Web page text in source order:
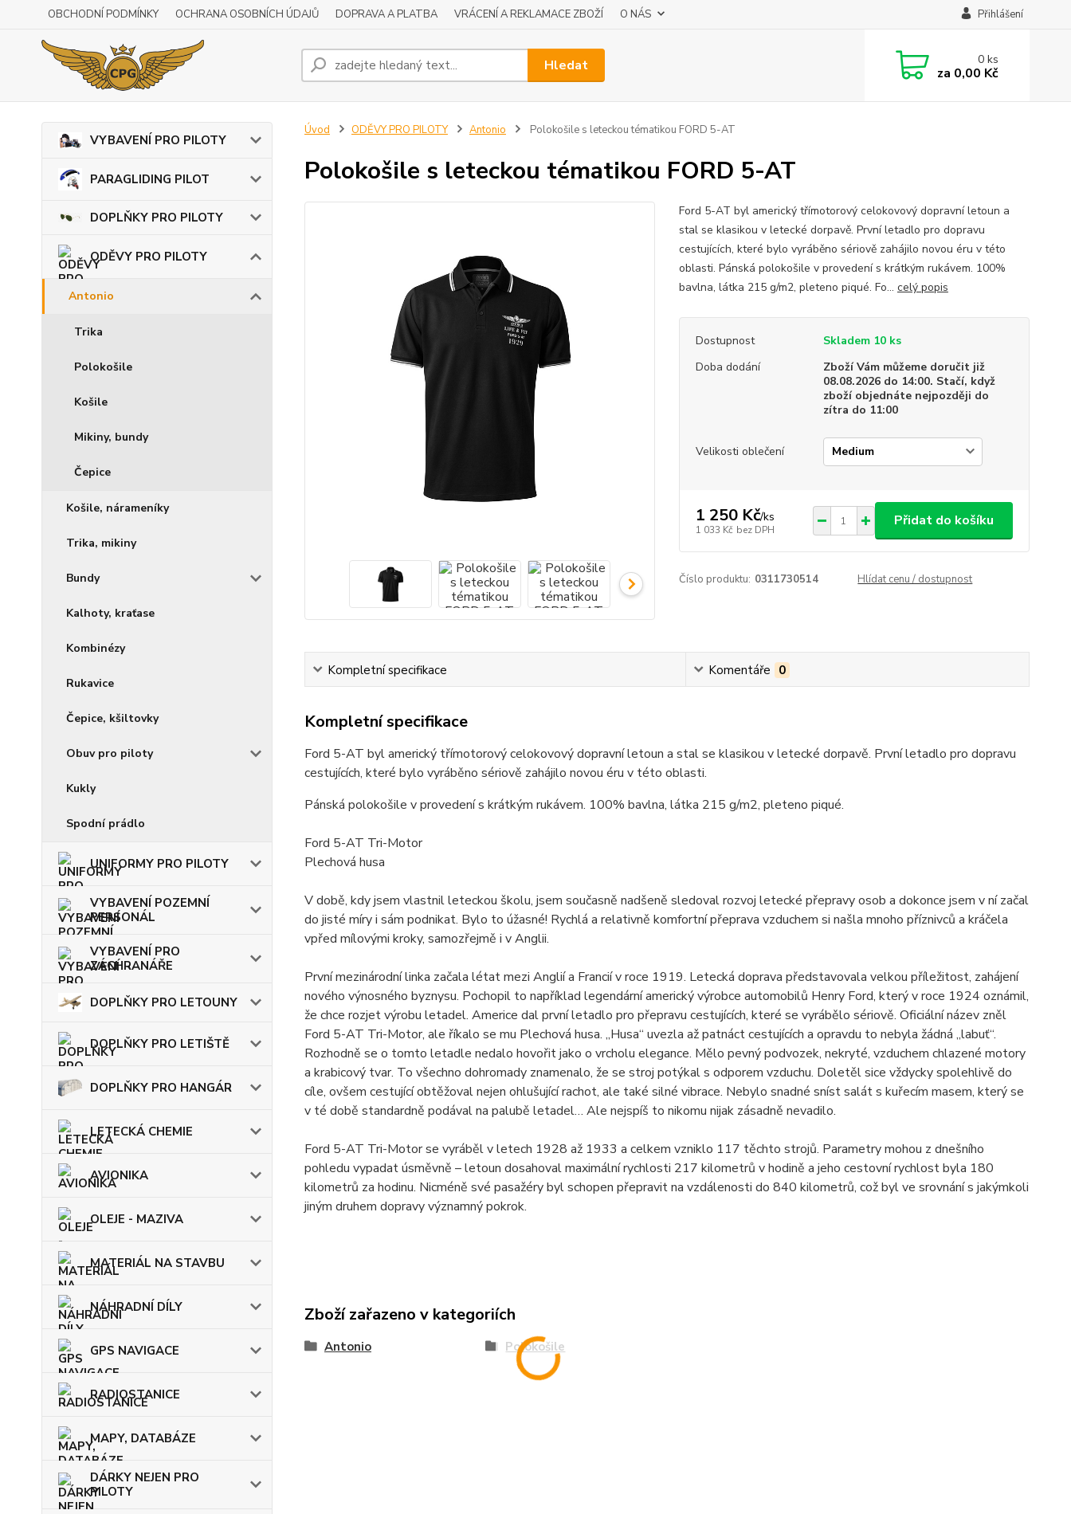
OBCHODNÍ PODMÍNKY OCHRANA OSOBNÍCH ÚDAJŮ DOPRAVA A PLATBA VRÁCENÍ A REKLAMACE ZBOŽÍ O NÁS Přihlášení
Hledat 0ks
za 0,00 Kč
VYBAVENÍ PRO PILOTY
PARAGLIDING PILOT
DOPLŇKY PRO PILOTY
ODĚVY PRO PILOTY
Antonio
Trika
Polokošile
Košile
Mikiny, bundy
Čepice
Košile, nárameníky
Trika, mikiny
Bundy
Kalhoty, kraťase
Kombinézy
Rukavice
Čepice, kšiltovky
Obuv pro piloty
Kukly
Spodní prádlo
UNIFORMY PRO PILOTY
VYBAVENÍ POZEMNÍ
PERSONÁL
VYBAVENÍ PRO
ZÁCHRANÁŘE
DOPLŇKY PRO LETOUNY
DOPLŇKY PRO LETIŠTĚ
DOPLŇKY PRO HANGÁR
LETECKÁ CHEMIE
AVIONIKA
OLEJE - MAZIVA
MATERIÁL NA STAVBU
NÁHRADNÍ DÍLY
GPS NAVIGACE
RADIOSTANICE
MAPY, DATABÁZE
DÁRKY NEJEN PRO
PILOTY
Úvod ODĚVY PRO PILOTY Antonio Polokošile s leteckou tématikou FORD 5-AT
Polokošile s leteckou tématikou FORD 5-AT
Ford 5-AT byl americký třímotorový celokovový dopravní letoun a
stal se klasikou v letecké dorpavě. První letadlo pro dopravu
cestujících, které bylo vyráběno sériově zahájilo novou éru v této
oblasti. Pánská polokošile v provedení s krátkým rukávem. 100%
bavlna, látka 215 g/m2, pleteno piqué. Fo... celý popis
Dostupnost
Skladem 10 ks
Doba dodání
Zboží Vám můžeme doručit již
08.08.2026 do 14:00. Stačí, když
zboží objednáte nejpozději do
zítra do 11:00
Velikosti oblečení
1 250 Kč/ks
1 033 Kč bez DPH
Přidat do košíku
Číslo produktu: 0311730514 Hlídat cenu / dostupnost
Kompletní specifikace Komentáře 0
Kompletní specifikace
Ford 5-AT byl americký třímotorový celokovový dopravní letoun a stal se klasikou v letecké dorpavě. První letadlo pro dopravu
cestujících, které bylo vyráběno sériově zahájilo novou éru v této oblasti.
Pánská polokošile v provedení s krátkým rukávem. 100% bavlna, látka 215 g/m2, pleteno piqué.
Ford 5-AT Tri-Motor
Plechová husa
V době, kdy jsem vlastnil leteckou školu, jsem současně nadšeně sledoval rozvoj letecké přepravy osob a dokonce jsem v ní začal
do jisté míry i sám podnikat. Bylo to úžasné! Rychlá a relativně komfortní přeprava vzduchem si našla mnoho příznivců a kráčela
vpřed mílovými kroky, samozřejmě i v Anglii.
První mezinárodní linka začala létat mezi Anglií a Francií v roce 1919. Letecká doprava představovala velkou příležitost, zahájení
nového výnosného byznysu. Pochopil to například legendární americký výrobce automobilů Henry Ford, který v roce 1924 oznámil,
že chce rozjet výrobu letadel. Americe dal první letadlo pro přepravu cestujících, které se vyrábělo sériově. Oficiální název zněl
Ford 5-AT Tri-Motor, ale říkalo se mu Plechová husa. „Husa“ uvezla až patnáct cestujících a opravdu to nebyla žádná „labuť“.
Rozhodně se o tomto letadle nedalo hovořit jako o vrcholu elegance. Mělo pevný podvozek, nekryté, vzduchem chlazené motory
a krabicový tvar. To všechno dohromady znamenalo, že se stroj potýkal s odporem vzduchu. Doletěl sice vždycky spolehlivě do
cíle, ovšem cestující obtěžoval nejen ohlušující rachot, ale také silné vibrace. Nebylo snadné sníst salát s kuřecím masem, který se
v té době standardně podával na palubě letadel… Ale nejspíš to nikomu nijak zásadně nevadilo.
Ford 5-AT Tri-Motor se vyráběl v letech 1928 až 1933 a celkem vzniklo 117 těchto strojů. Parametry mohou z dnešního
pohledu vypadat úsměvně – letoun dosahoval maximální rychlosti 217 kilometrů v hodině a jeho cestovní rychlost byla 180
kilometrů za hodinu. Nicméně své pasažéry byl schopen přepravit na vzdálenosti do 840 kilometrů, což byl ve srovnání s jakýmkoli
jiným druhem dopravy významný pokrok.
Zboží zařazeno v kategoriích
Antonio Polokošile